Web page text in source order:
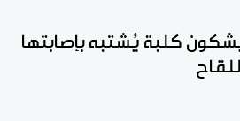
كلبة يُشتبه بإصابتها